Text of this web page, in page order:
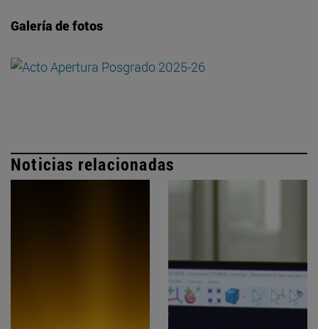
Galería de fotos
Noticias relacionadas